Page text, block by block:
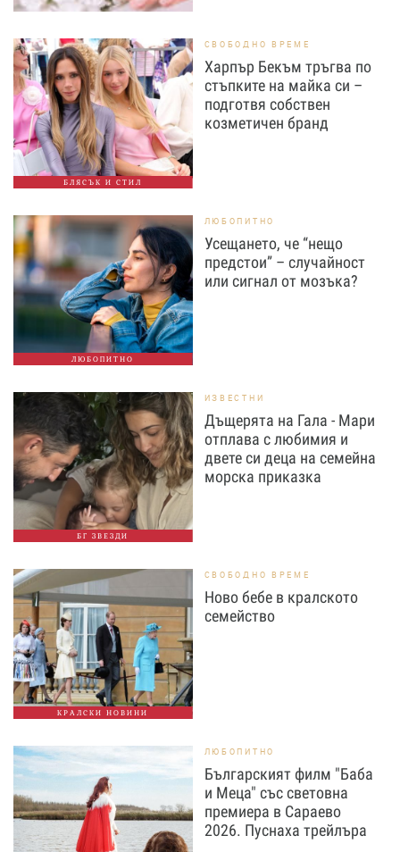
БЛЯСЪК И СТИЛ
СВОБОДНО ВРЕМЕ
Харпър Бекъм тръгва по
стъпките на майка си –
подготвя собствен
козметичен бранд
ЛЮБОПИТНО
ЛЮБОПИТНО
Усещането, че “нещо
предстои” – случайност
или сигнал от мозъка?
БГ ЗВЕЗДИ
ИЗВЕСТНИ
Дъщерята на Гала - Мари
отплава с любимия и
двете си деца на семейна
морска приказка
КРАЛСКИ НОВИНИ
СВОБОДНО ВРЕМЕ
Ново бебе в кралското
семейство
ЛЮБОПИТНО
Българският филм "Баба
и Меца" със световна
премиера в Сараево
2026. Пуснаха трейлъра